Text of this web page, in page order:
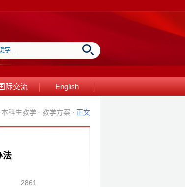
际交流 English
本科生教学 · 教学方案 · 正文
法
2861